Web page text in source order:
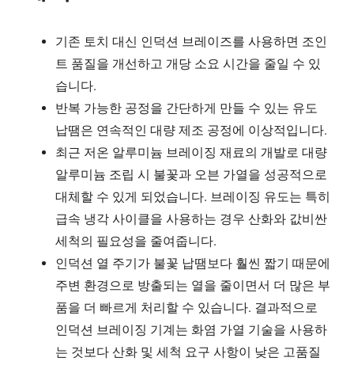
기존 토치 대신 인덕션 브레이즈를 사용하면 조인
트 품질을 개선하고 개당 소요 시간을 줄일 수 있
습니다.
반복 가능한 공정을 간단하게 만들 수 있는 유도
납땜은 연속적인 대량 제조 공정에 이상적입니다.
최근 저온 알루미늄 브레이징 재료의 개발로 대량
알루미늄 조립 시 불꽃과 오븐 가열을 성공적으로
대체할 수 있게 되었습니다. 브레이징 유도는 특히
급속 냉각 사이클을 사용하는 경우 산화와 값비싼
세척의 필요성을 줄여줍니다.
인덕션 열 주기가 불꽃 납땜보다 훨씬 짧기 때문에
주변 환경으로 방출되는 열을 줄이면서 더 많은 부
품을 더 빠르게 처리할 수 있습니다. 결과적으로
인덕션 브레이징 기계는 화염 가열 기술을 사용하
는 것보다 산화 및 세척 요구 사항이 낮은 고품질